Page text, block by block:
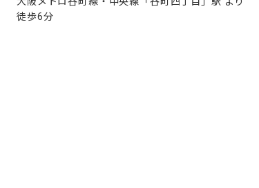
徒歩6分